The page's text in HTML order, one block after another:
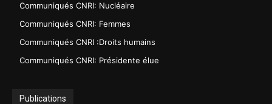
Communiqués CNRI: Nucléaire
Communiqués CNRI: Femmes
Communiqués CNRI :Droits humains
Communiqués CNRI: Présidente élue
Publications